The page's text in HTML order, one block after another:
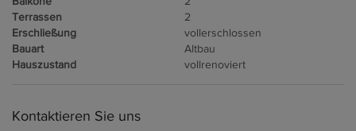
Terrassen
2
Erschließung
vollerschlossen
Bauart
Altbau
Hauszustand
vollrenoviert
Kontaktieren Sie uns